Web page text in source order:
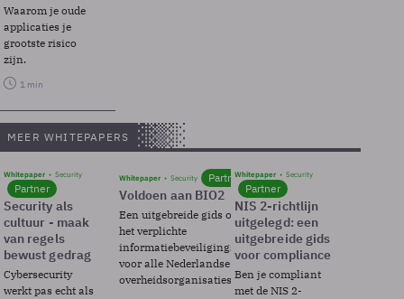
Waarom je oude
applicaties je
grootste risico
zijn.
1 min
MEER WHITEPAPERS
Whitepaper Security
Partner
Security als
cultuur - maak
van regels
bewust gedrag
Cybersecurity
werkt pas echt als
Whitepaper Security Partner
Voldoen aan BIO2
Een uitgebreide gids over BIO2,
het verplichte
informatiebeveiligingsframework
voor alle Nederlandse
overheidsorganisaties.
Whitepaper Security
Partner
NIS 2-richtlijn
uitgelegd: een
uitgebreide gids
voor compliance
Ben je compliant
met de NIS 2-